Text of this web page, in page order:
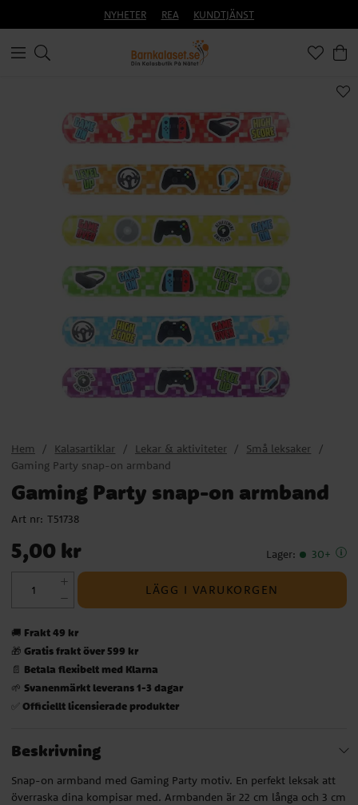
NYHETER REA KUNDTJÄNST
Hem Kalasartiklar Lekar & aktiviteter
Små leksaker
Gaming Party snap-on armband
Gaming Party snap-on armband
Art nr: T51738
Pris:5,00 kr
5,00 kr Lager: 30+
LÄGG I VARUKORGEN
🚚 Frakt 49 kr
🎁 Gratis frakt över 599 kr
📄 Betala flexibelt med Klarna
🌱 Svanenmärkt leverans 1-3 dagar
✅ Officiellt licensierade produkter
Beskrivning
Snap-on armband med Gaming Party motiv. En perfekt leksak att
överraska dina kompisar med. Armbanden är 22 cm långa och 3 cm